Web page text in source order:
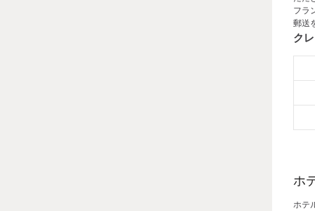
フラ
郵送
ク
ホ
ホテ